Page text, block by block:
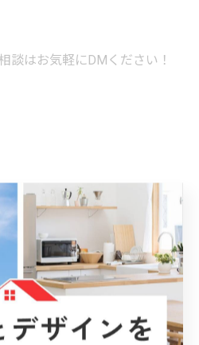
談はお気軽にDMください！
覧に戻る 次のページ >